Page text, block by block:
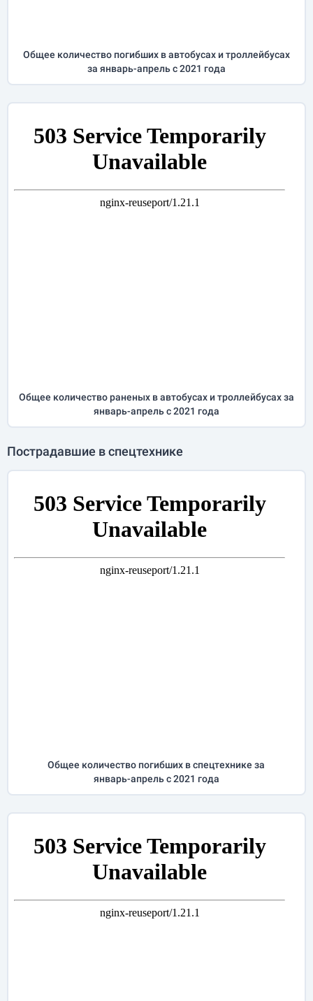
Общее количество погибших в автобусах и троллейбусах
за январь-апрельс 2021 года
Общее количество раненых в автобусах и троллейбусах за
январь-апрельс 2021 года
Пострадавшие в спецтехнике
Общее количество погибших в спецтехнике за
январь-апрельс 2021 года